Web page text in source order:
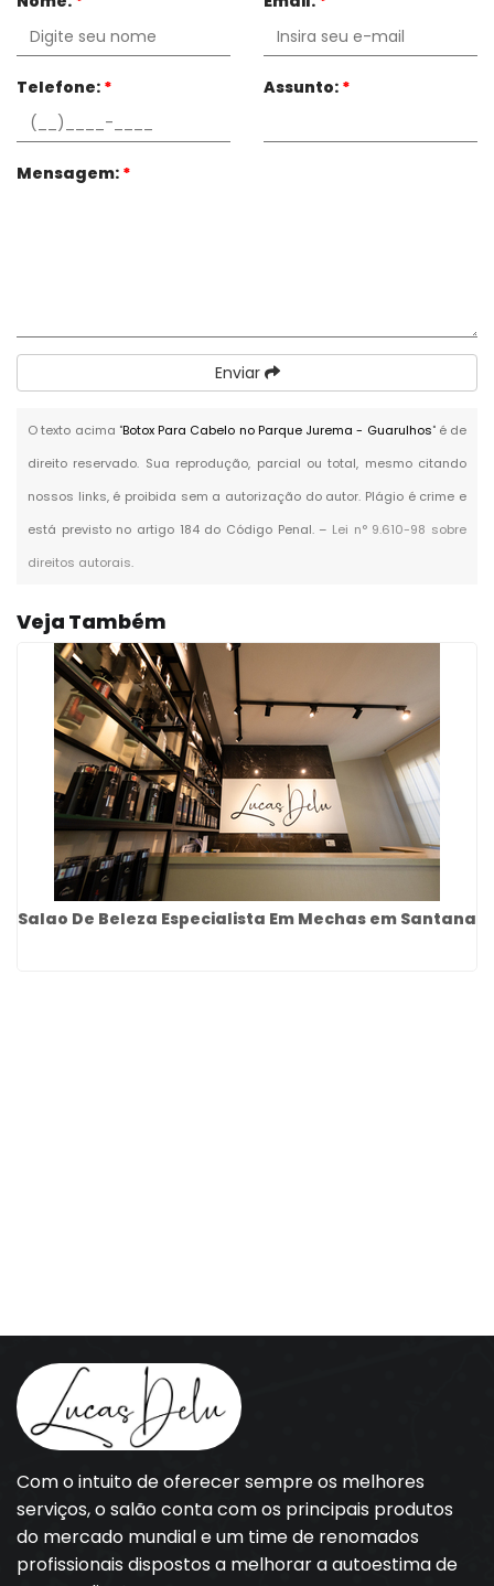
Telefone: * Assunto: *
Mensagem: *
Enviar
O texto acima "Botox Para Cabelo no Parque Jurema - Guarulhos" é de
direito reservado. Sua reprodução, parcial ou total, mesmo citando
nossos links, é proibida sem a autorização do autor. Plágio é crime e
está previsto no artigo 184 do Código Penal. – Lei n° 9.610-98 sobre
direitos autorais.
Veja Também
Salao De Beleza Especialista Em Mechas em Santana
Com o intuito de oferecer sempre os melhores
serviços, o salão conta com os principais produtos
do mercado mundial e um time de renomados
profissionais dispostos a melhorar a autoestima de